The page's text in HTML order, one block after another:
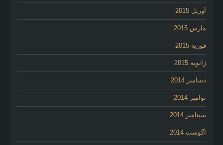
آوریل 2015
مارس 2015
فوریه 2015
ژانویه 2015
دسامبر 2014
نوامبر 2014
سپتامبر 2014
آگوست 2014